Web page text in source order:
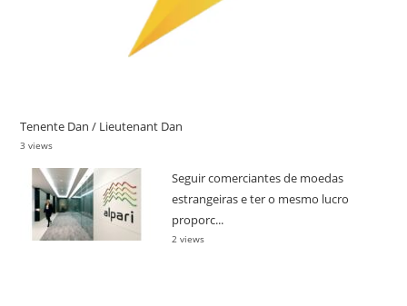
Tenente Dan / Lieutenant Dan
3 views
Seguir comerciantes de moedas
estrangeiras e ter o mesmo lucro
proporc...
2 views